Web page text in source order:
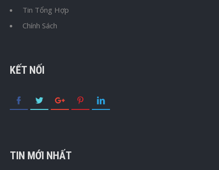
Tin Tổng Hợp
Chính Sách
KẾT NỐI
TIN MỚI NHẤT